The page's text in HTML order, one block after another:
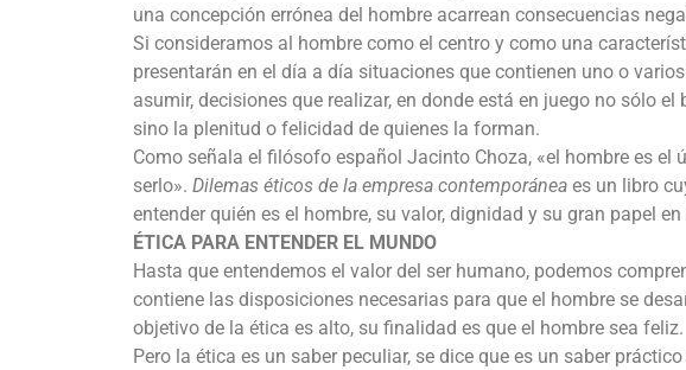
una concepción errónea del hombre acarrean consecuencias
Si consideramos al hombre como el centro y como una
presentarán en el día a día situaciones que contienen uno o
asumir, decisiones que realizar, en donde está en juego no sólo
sino la plenitud o felicidad de quienes la forman.
Como señala el filósofo español Jacinto Choza, «el hombre es el
serlo». Dilemas éticos de la empresa contemporánea es un libro
entender quién es el hombre, su valor, dignidad y su gran papel
ÉTICA PARA ENTENDER EL MUNDO
Hasta que entendemos el valor del ser humano, podemos
contiene las disposiciones necesarias para que el hombre se
objetivo de la ética es alto, su finalidad es que el hombre sea feliz.
Pero la ética es un saber peculiar, se dice que es un saber